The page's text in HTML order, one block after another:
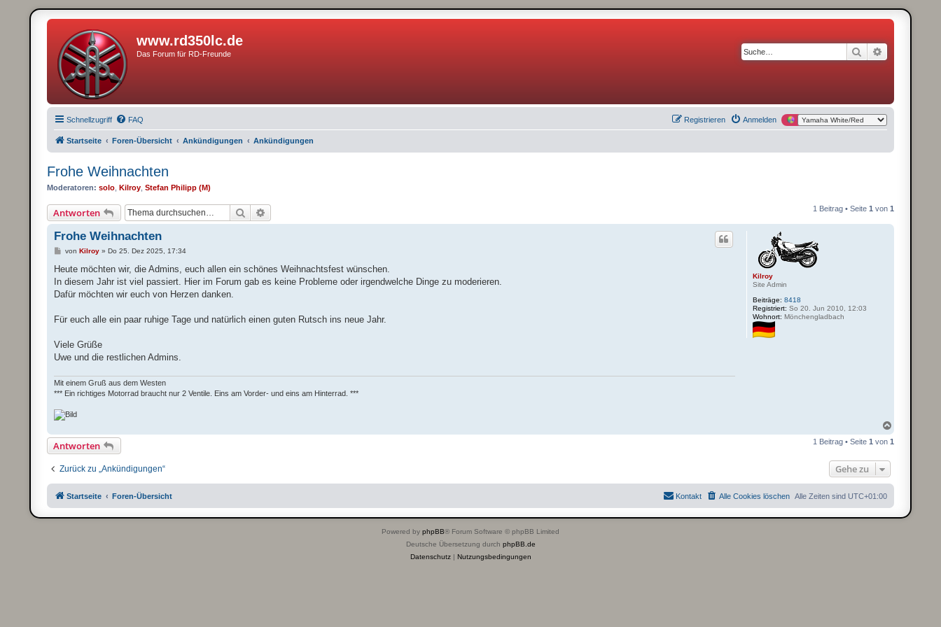
www.rd350lc.de
Das Forum für RD-Freunde Suche
Schnellzugriff FAQ Anmelden
Registrieren
Startseite Foren-Übersicht Ankündigungen Ankündigungen
Frohe Weihnachten
Moderatoren: solo ,Kilroy ,Stefan Philipp (M)
Antworten Suche 1 Beitrag • Seite 1 von 1
Kilroy
Site Admin
Beiträge: 8418
Registriert: So 20. Jun 2010, 12:03
Wohnort: Mönchengladbach
Frohe Weihnachten
B
i
r
a
vonKilroy »Do 25. Dez 2025, 17:34
Heute möchten wir, die Admins, euch allen ein schönes Weihnachtsfest wünschen.
In diesem Jahr ist viel passiert. Hier im Forum gab es keine Probleme oder irgendwelche Dinge zu moderieren.
Dafür möchten wir euch von Herzen danken.
Für euch alle ein paar ruhige Tage und natürlich einen guten Rutsch ins neue Jahr.
Viele Grüße
Uwe und die restlichen Admins.
Mit einem Gruß aus dem Westen
*** Ein richtiges Motorrad braucht nur 2 Ventile. Eins am Vorder- und eins am Hinterrad. ***
a
c
e
Antworten 1 Beitrag • Seite 1 von 1
Zurück zu „Ankündigungen“ Gehe zu
Startseite Foren-Übersicht Alle Zeiten sind UTC+01:00
Alle Cookies löschen
Kontakt
Powered by phpBB® Forum Software © phpBB Limited
Deutsche Übersetzung durch phpBB.de
Datenschutz| Nutzungsbedingungen